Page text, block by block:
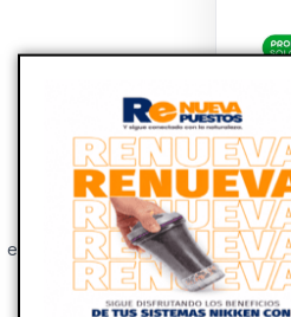
+20
Años de
experiencia